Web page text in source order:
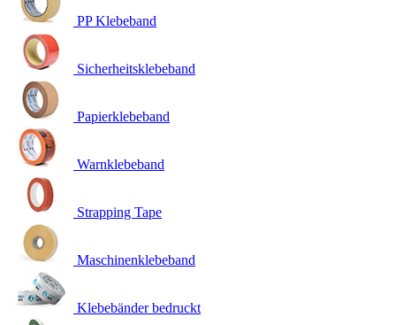
PP Klebeband
Sicherheitsklebeband
Papierklebeband
Warnklebeband
Strapping Tape
Maschinenklebeband
Klebebänder bedruckt